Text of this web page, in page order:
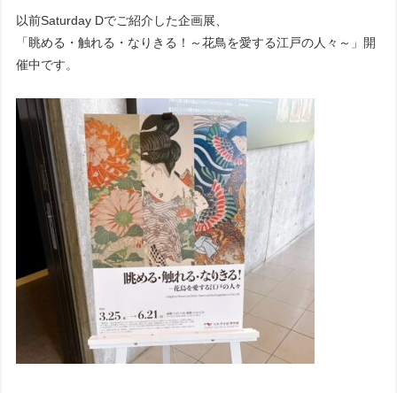
以前Saturday Dでご紹介した企画展、
「眺める・触れる・なりきる！～花鳥を愛する江戸の人々～」開
催中です。